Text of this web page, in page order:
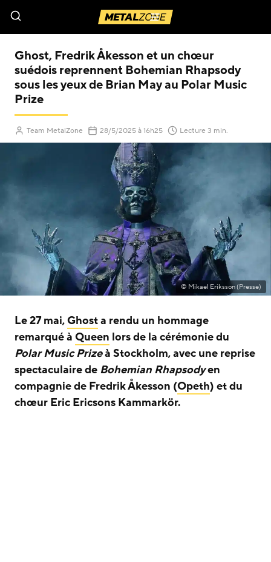
Menu
Ghost, Fredrik Åkesson et un chœur
suédois reprennent Bohemian Rhapsody
sous les yeux de Brian May au Polar Music
Prize
Team MetalZone 28/5/2025(Mis à jour le)
à 16h25 Lecture 3 min.
© Mikael Eriksson (Presse)
Le 27 mai,Ghosta rendu un hommage
remarqué à Queen lors de la cérémonie du
Polar Music Prizeà Stockholm, avec une reprise
spectaculaire de Bohemian Rhapsodyen
compagnie de Fredrik Åkesson (Opeth) et du
chœur Eric Ericsons Kammarkör.